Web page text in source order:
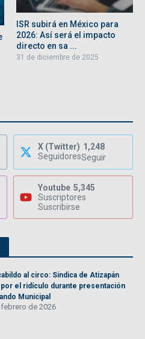
ISR subirá en México para
2026: Así será el impacto
directo en sa ...
31 de diciembre de 2025
X (Twitter) 1,248
SeguidoresSeguir
Youtube 5,345
Suscriptores
Suscribirse
al circo: Síndica de Atizapán
por el ridículo durante presentación
Municipal
de 2026